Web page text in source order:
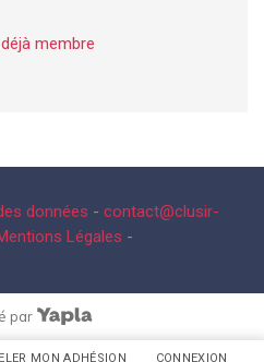
MON ADHÉSION CONNEXION
membre
données - contact@clusir-
Légales -
par